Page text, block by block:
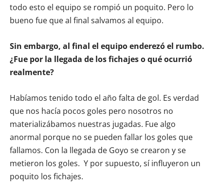
todo esto el equipo se rompió un poquito. Pero lo
bueno fue que al final salvamos al equipo.
Sin embargo, al final el equipo enderezó el rumbo.
¿Fue por la llegada de los fichajes o qué ocurrió
realmente?
Habíamos tenido todo el año falta de gol. Es verdad
que nos hacía pocos goles pero nosotros no
materializábamos nuestras jugadas. Fue algo
anormal porque no se pueden fallar los goles que
fallamos. Con la llegada de Goyo se crearon y se
metieron los goles. Y por supuesto, sí influyeron un
poquito los fichajes.